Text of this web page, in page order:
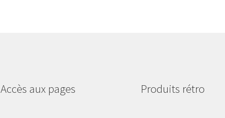
Accès aux pages Produits rétro